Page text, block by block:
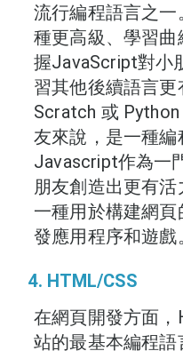
流行編程語言之
種更高級、學習
握JavaScript對小
習其他後續語言
Scratch 或
友來說，是一種編
Javascript作為一
朋友創造出更有
一種用於構建網
發應用程序和遊戲
4. HTML/CSS
在網頁開發方面
站的最基本編程